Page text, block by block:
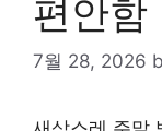
편안함
7월 28, 2026